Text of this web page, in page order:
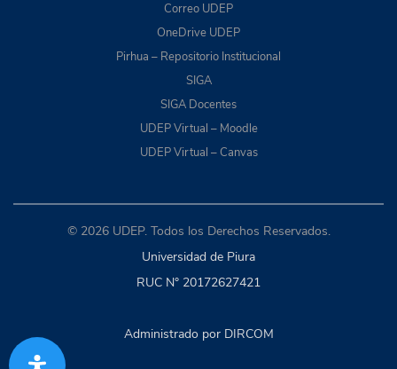
Correo UDEP
OneDrive UDEP
Pirhua – Repositorio Institucional
SIGA
SIGA Docentes
UDEP Virtual – Moodle
UDEP Virtual – Canvas
© 2026 UDEP. Todos los Derechos Reservados.
Universidad de Piura
RUC N° 20172627421
Administrado por DIRCOM